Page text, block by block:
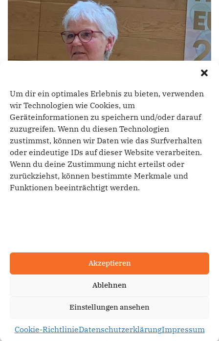
Um dir ein optimales Erlebnis zu bieten, verwenden
wir Technologien wie Cookies, um
Geräteinformationen zu speichern und/oder darauf
zuzugreifen. Wenn du diesen Technologien
zustimmst, können wir Daten wie das Surfverhalten
oder eindeutige IDs auf dieser Website verarbeiten.
Wenn du deine Zustimmung nicht erteilst oder
zurückziehst, können bestimmte Merkmale und
Funktionen beeinträchtigt werden.
Akzeptieren
Ablehnen
Einstellungen ansehen
Cookie-RichtlinieDatenschutzerklärungImpressum